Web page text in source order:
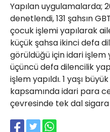
Yapılan uygulamalarda;
denetlendi, 131 şahsın
çocuk işlemi yapılarak
küçük şahsa ikinci defa
görüldüğü için idari işlem
üçüncü defa dilencilik
işlem yapıldı. 1 yaşı
kapsamında idari para
çevresinde tek dal sigara